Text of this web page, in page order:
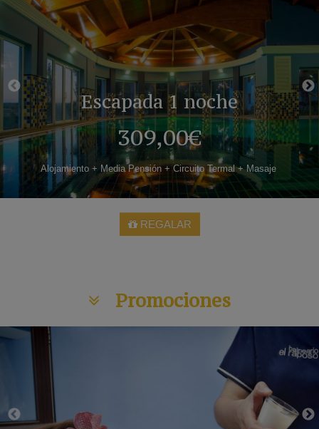
Escapada 1 noche
309,00€
Alojamiento + Media Pensión + Circuito Termal + Masaje
REGALAR
Promociones